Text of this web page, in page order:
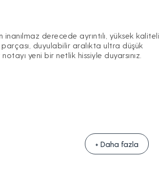
derecede ayrıntılı, yüksek kaliteli
duyulabilir aralıkta ultra düşük
yeni bir netlik hissiyle duyarsınız.
+ Daha fazla